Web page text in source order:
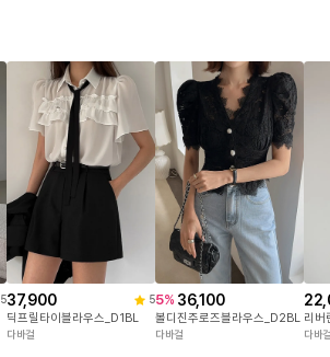
아이보리,베이지,블랙
SIZE
S(44-55),M(66)
537,900 5
딕프릴타이블라우스_D1BL
다바걸
5% 36,100
볼디진주로즈블라우스_D2BL
다바걸
리버
다바